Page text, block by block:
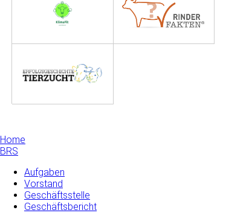
Home
BRS
Aufgaben
Vorstand
Geschäftsstelle
Geschäftsbericht